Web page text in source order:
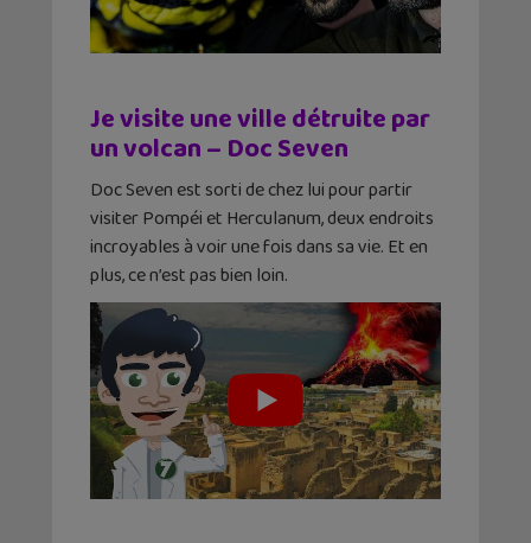
Je visite une ville détruite par
un volcan – Doc Seven
Doc Seven est sorti de chez lui pour partir
visiter Pompéi et Herculanum, deux endroits
incroyables à voir une fois dans sa vie. Et en
plus, ce n’est pas bien loin.